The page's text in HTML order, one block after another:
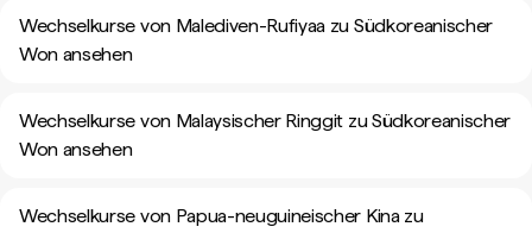
Wechselkurse von Malediven-Rufiyaa zu Südkoreanischer
Won ansehen
Wechselkurse von Malaysischer Ringgit zu Südkoreanischer
Won ansehen
Wechselkurse von Papua-neuguineischer Kina zu